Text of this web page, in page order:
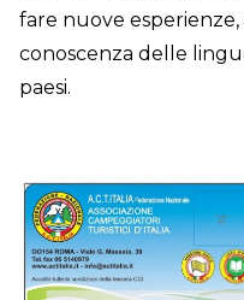
fare nuove
conoscenza delle
paesi.